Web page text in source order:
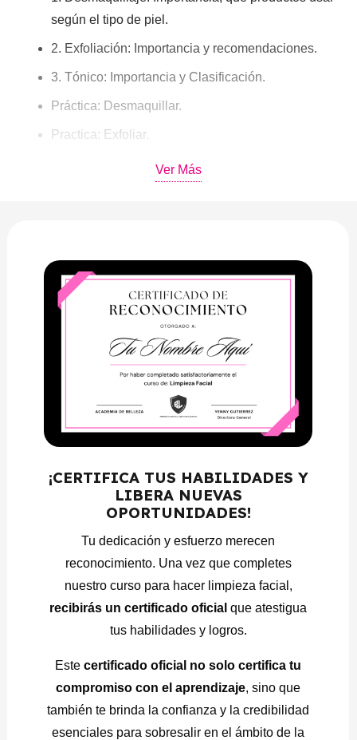
según el tipo de piel.
2. Exfoliación: Importancia y recomendaciones.
3. Tónico: Importancia y Clasificación.
Práctica: Desmaquillar.
Practica: Exfoliar.
MÓDULO 3 – CUARTO, QUINTO Y SEXTO PASO
Tipos de vaporizadores y Modo de uso.
5. Extracción manual: Comedones y tipos de
extracción.
6. Extracción con aparatología: Peeling
Ultrasónico y Microdermoabrasión.
Práctica: Extracción manual.
Práctica: Extracción con aparatología.
MÓDULO 4 – SÉPTIMO, OCTAVO Y NOVENO PASO
9. Protector Solar: Usos según el tipo de piel y
Practica: Mascarilla Led.
Práctica: Protector solar.
Ver Más
¡CERTIFICA TUS HABILIDADES Y
LIBERA NUEVAS
OPORTUNIDADES!
Tu dedicación y esfuerzo merecen
reconocimiento. Una vez que completes
nuestro curso para hacer limpieza facial,
recibirás un certificado oficial que atestigua
tus habilidades y logros.
Este certificado oficial no solo certifica tu
compromiso con el aprendizaje, sino que
también te brinda la confianza y la credibilidad
esenciales para sobresalir en el ámbito de la